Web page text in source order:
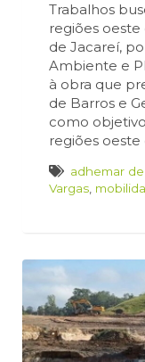
Trabalhos
regiões
de Jacareí,
Ambiente e
à obra que
de Barros e
como
regiões oeste
adhemar
Vargas